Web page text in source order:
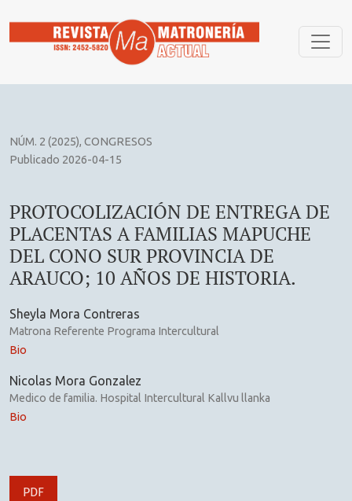
NÚM. 2 (2025), CONGRESOS
PROTOCOLIZACIÓN DE ENTREGA DE
PLACENTAS A FAMILIAS MAPUCHE
DEL CONO SUR PROVINCIA DE
ARAUCO; 10 AÑOS DE HISTORIA.
Publicado 2026-04-15
Sheyla Mora Contreras
Matrona Referente Programa Intercultural
Bio
Nicolas Mora Gonzalez
Medico de familia. Hospital Intercultural Kallvu llanka
Bio
PDF